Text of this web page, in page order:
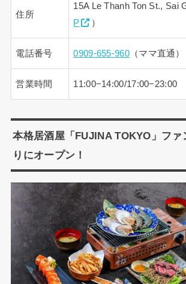
住所
15A Le Thanh Ton St., Sai
P
）
電話番号 0909-655-960（ママ直通）
営業時間 11:00−14:00/17:00−23:00
本格居酒屋「FUJINA TOKYO」ファ
りにオープン！